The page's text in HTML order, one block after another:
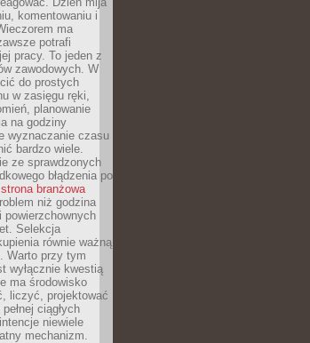
komentowaniu i
ma
potrafi
pracy. To jeden z
zawodowych. W
do prostych
w zasięgu ręki,
planowanie
na godziny
wyznaczanie czasu
bardzo wiele.
ze sprawdzonych
błądzenia po
strona branżowa
niż godzina
Selekcja
równie ważną
Warto przy tym
wyłącznie kwestią
ma środowisko
liczyć, projektować
ciągłych
niewiele
mechanizm.